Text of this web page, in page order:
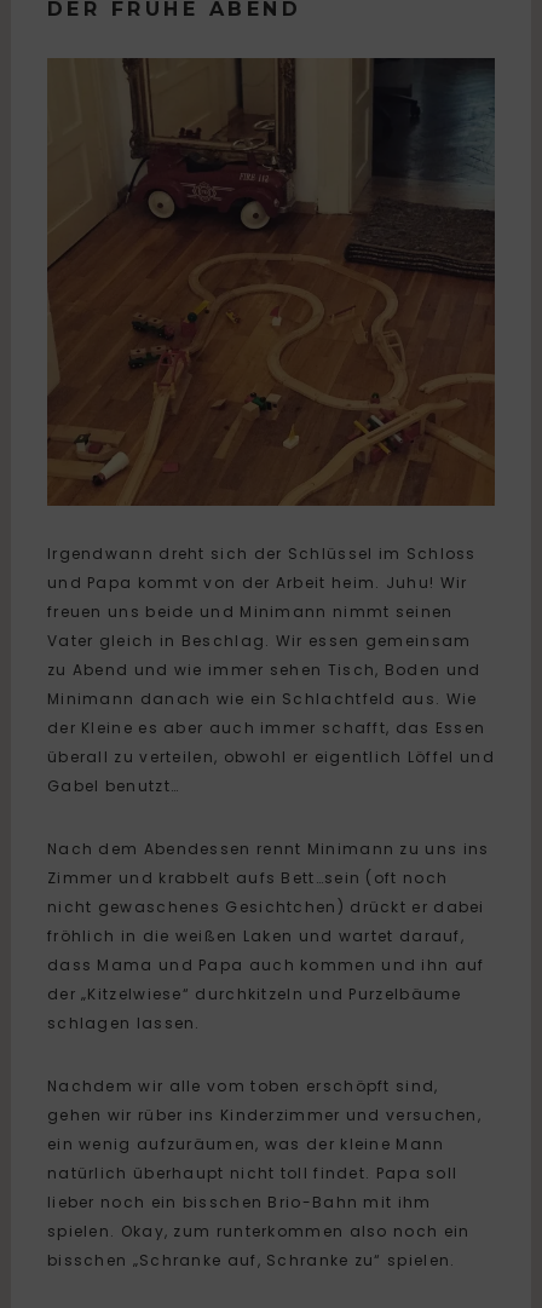
DER FRÜHE ABEND
Irgendwann dreht sich der Schlüssel im Schloss
und Papa kommt von der Arbeit heim. Juhu! Wir
freuen uns beide und Minimann nimmt seinen
Vater gleich in Beschlag. Wir essen gemeinsam
zu Abend und wie immer sehen Tisch, Boden und
Minimann danach wie ein Schlachtfeld aus. Wie
der Kleine es aber auch immer schafft, das Essen
überall zu verteilen, obwohl er eigentlich Löffel und
Gabel benutzt…
Nach dem Abendessen rennt Minimann zu uns ins
Zimmer und krabbelt aufs Bett…sein (oft noch
nicht gewaschenes Gesichtchen) drückt er dabei
fröhlich in die weißen Laken und wartet darauf,
dass Mama und Papa auch kommen und ihn auf
der „Kitzelwiese“ durchkitzeln und Purzelbäume
schlagen lassen.
Nachdem wir alle vom toben erschöpft sind,
gehen wir rüber ins Kinderzimmer und versuchen,
ein wenig aufzuräumen, was der kleine Mann
natürlich überhaupt nicht toll findet. Papa soll
lieber noch ein bisschen Brio-Bahn mit ihm
spielen. Okay, zum runterkommen also noch ein
bisschen „Schranke auf, Schranke zu“ spielen.